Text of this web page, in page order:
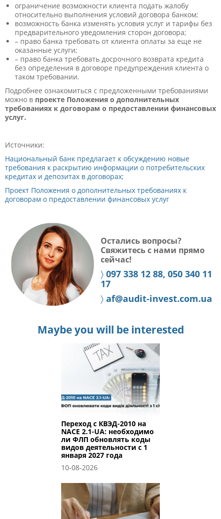
ограничение возможности клиента подать жалобу
относительно выполнения условий договора банком;
возможность банка изменять условия услуг и тарифы без
предварительного уведомления сторон договора;
– право банка требовать от клиента оплаты за еще не
оказанные услуги;
– право банка требовать досрочного возврата кредита
без определения в договоре предупреждения клиента о
таком требовании.
Подробнее ознакомиться с предложенными требованиями
можно в проекте Положения о дополнительных
требованиях к договорам о предоставлении финансовых
услуг.
Источники:
Национальный банк предлагает к обсуждению новые
требования к раскрытию информации о потребительских
кредитах и депозитах в договорах;
Проект Положения о дополнительных требованиях к
договорам о предоставлении финансовых услуг
Остались вопросы?
Свяжитесь с нами прямо
сейчас!
〉 097 338 12 88, 050 340 11
17
〉 af@audit-invest.com.ua
Maybe you will be interested
Переход с КВЭД-2010 на
NACE 2.1-UA: необходимо
ли ФЛП обновлять коды
видов деятельности с 1
января 2027 года
10-08-2026